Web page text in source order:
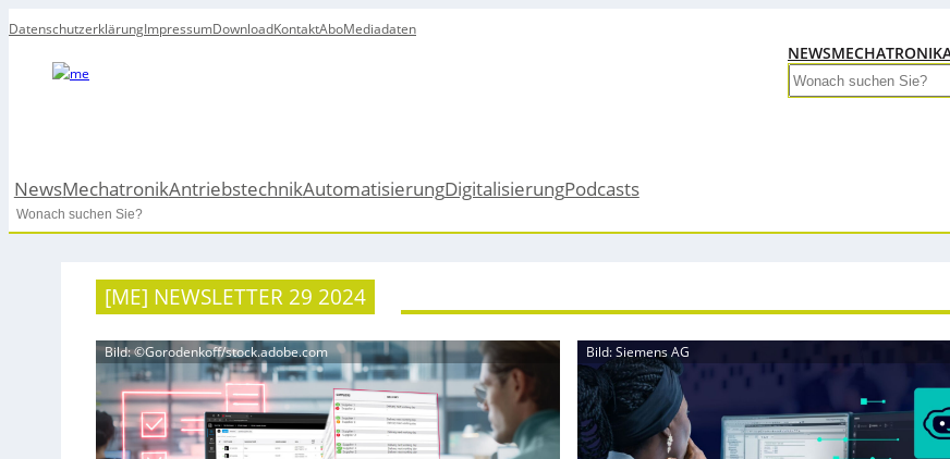
DatenschutzerklärungImpressumDownloadKontaktAboMediadaten
NEWSMECHATRONIK
Search
NewsMechatronikAntriebstechnikAutomatisierungDigitalisierungPodcasts
Search
[ME] NEWSLETTER 29 2024
Bild: ©Gorodenkoff/stock.adobe.com Bild: Siemens AG